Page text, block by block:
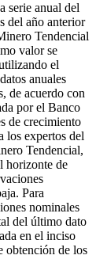
serie anual del
del año anterior
Tendencial
valor se
el
anuales
de acuerdo con
por el Banco
de crecimiento
los expertos del
Tendencial,
horizonte de
Para
nominales
del último dato
en el inciso
obtención de los